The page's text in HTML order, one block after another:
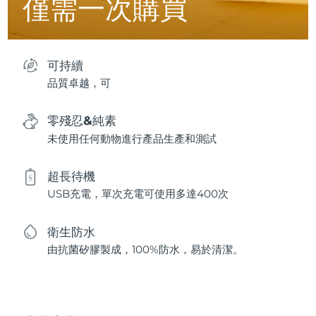
僅需一次購買
可持續
品質卓越，可
零殘忍&純素
未使用任何動物進行產品生產和測試
超長待機
USB充電，單次充電可使用多達400次
衛生防水
由抗菌矽膠製成，100%防水，易於清潔。